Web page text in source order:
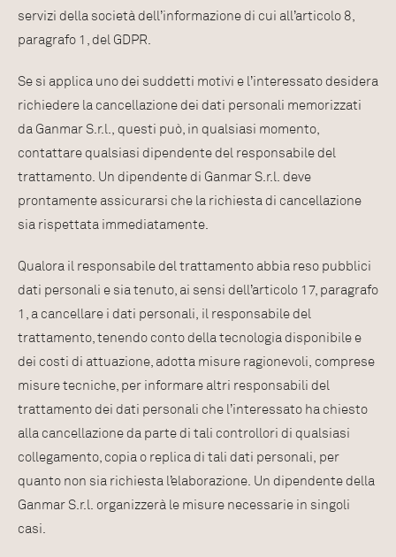
servizi della società dell’informazione di cui all’articolo 8,
paragrafo 1, del GDPR.
Se si applica uno dei suddetti motivi e l’interessato desidera
richiedere la cancellazione dei dati personali memorizzati
da Ganmar S.r.l., questi può, in qualsiasi momento,
contattare qualsiasi dipendente del responsabile del
trattamento. Un dipendente di Ganmar S.r.l. deve
prontamente assicurarsi che la richiesta di cancellazione
sia rispettata immediatamente.
Qualora il responsabile del trattamento abbia reso pubblici
dati personali e sia tenuto, ai sensi dell’articolo 17, paragrafo
1, a cancellare i dati personali, il responsabile del
trattamento, tenendo conto della tecnologia disponibile e
dei costi di attuazione, adotta misure ragionevoli, comprese
misure tecniche, per informare altri responsabili del
trattamento dei dati personali che l’interessato ha chiesto
alla cancellazione da parte di tali controllori di qualsiasi
collegamento, copia o replica di tali dati personali, per
quanto non sia richiesta l’elaborazione. Un dipendente della
Ganmar S.r.l. organizzerà le misure necessarie in singoli
casi.